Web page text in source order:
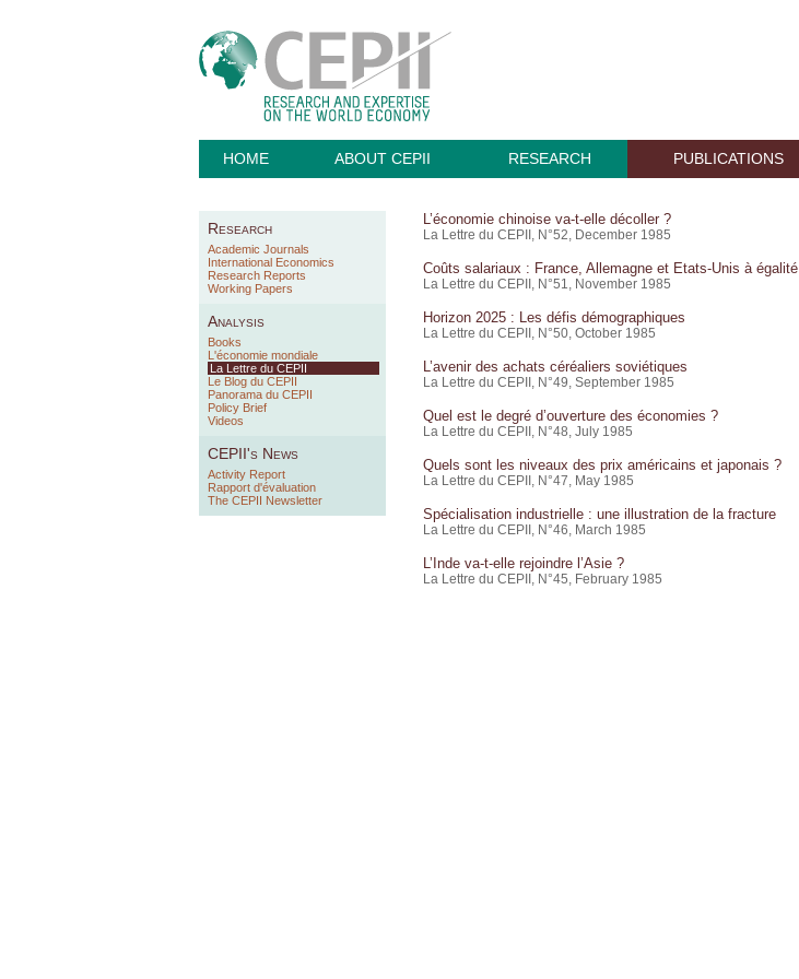
HOME ABOUT CEPII RESEARCH PUBLICATIONS
Research
Academic Journals
International Economics
Research Reports
Working Papers
Analysis
Books
L'économie mondiale
La Lettre du CEPII
Le Blog du CEPII
Panorama du CEPII
Policy Brief
Videos
CEPII's News
Activity Report
Rapport d'évaluation
The CEPII Newsletter
L’économie chinoise va-t-elle décoller ?
La Lettre du CEPII, N°52, December 1985
Coûts salariaux : France, Allemagne et Etats-Unis à égalité
La Lettre du CEPII, N°51, November 1985
Horizon 2025 : Les défis démographiques
La Lettre du CEPII, N°50, October 1985
L’avenir des achats céréaliers soviétiques
La Lettre du CEPII, N°49, September 1985
Quel est le degré d’ouverture des économies ?
La Lettre du CEPII, N°48, July 1985
Quels sont les niveaux des prix américains et japonais ?
La Lettre du CEPII, N°47, May 1985
Spécialisation industrielle : une illustration de la fracture
La Lettre du CEPII, N°46, March 1985
L’Inde va-t-elle rejoindre l’Asie ?
La Lettre du CEPII, N°45, February 1985